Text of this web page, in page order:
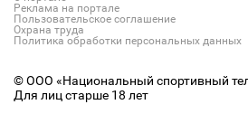
Реклама на портале
Пользовательское соглашение
Охрана труда
Политика обработки персональных данных
© ООО «Национальный спортивный
Для лиц старше 18 лет